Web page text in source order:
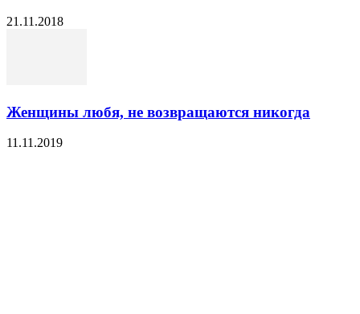
21.11.2018
Женщины любя, не возвращаются никогда
11.11.2019